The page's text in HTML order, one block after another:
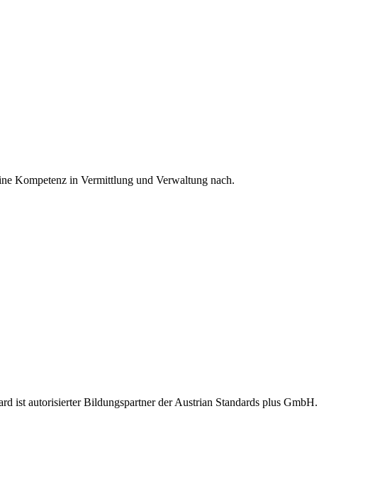
Kompetenz in Vermittlung und Verwaltung nach.
ist autorisierter Bildungspartner der Austrian Standards plus GmbH.